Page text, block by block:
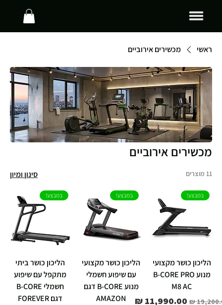
ראשי מכשירים אירוביים
מכשירים אירוביים
11 מוצרים סינון ומיון
במבצע!
הליכון כושר מקצועי
מנוע B-CORE PRO
M8 AC
רגיל מחיר מבצע
במבצע!
הליכון כושר מקצועי
עם שיפוע חשמלי
מנוע B-CORE דגם
AMAZON
במבצע!
הליכון כושר ביתי
מתקפל עם שיפוע
חשמלי B-CORE
דגם FOREVER